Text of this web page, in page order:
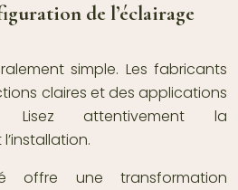
de l’éclairage
simple. Les fabricants
claires et des applications
Lisez attentivement la
offre une transformation